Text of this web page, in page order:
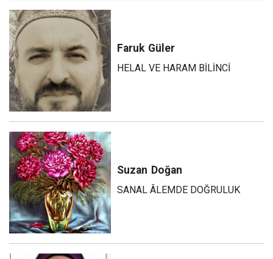
Faruk Güler
HELAL VE HARAM BİLİNCİ
Suzan Doğan
SANAL ÂLEMDE DOĞRULUK